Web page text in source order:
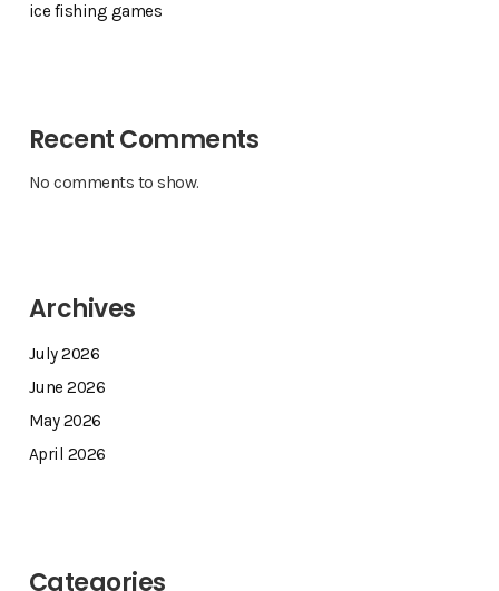
ice fishing games
Recent Comments
No comments to show.
Archives
July 2026
June 2026
May 2026
April 2026
Categories